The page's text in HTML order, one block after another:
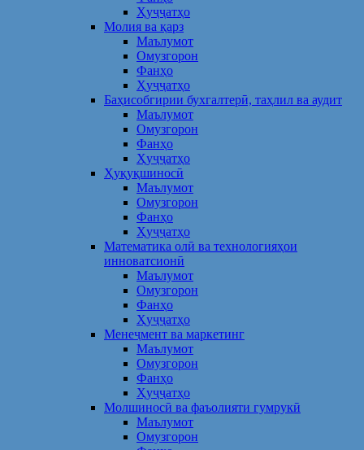
Ҳуҷҷатҳо
Молия ва қарз
Маълумот
Омузгорон
Фанҳо
Ҳуҷҷатҳо
Баҳисобгирии бухгалтерӣ, таҳлил ва аудит
Маълумот
Омузгорон
Фанҳо
Ҳуҷҷатҳо
Ҳуқуқшиносӣ
Маълумот
Омузгорон
Фанҳо
Ҳуҷҷатҳо
Математика олӣ ва технологияҳои
инноватсионӣ
Маълумот
Омузгорон
Фанҳо
Ҳуҷҷатҳо
Менеҷмент ва маркетинг
Маълумот
Омузгорон
Фанҳо
Ҳуҷҷатҳо
Молшиносӣ ва фаъолияти гумрукӣ
Маълумот
Омузгорон